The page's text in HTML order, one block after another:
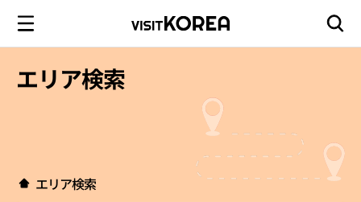
エリア検索
エリア検索